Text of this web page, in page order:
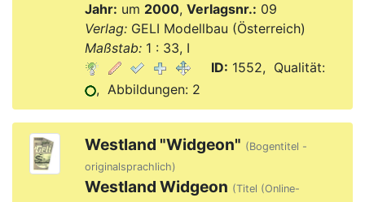
Jahr: um 2000, Verlagsnr.: 09
Verlag:GELI Modellbau (Österreich)
Maßstab:1 : 33, I
ID: 1552, Qualität:
, Abbildungen: 2
Westland "Widgeon" (Bogentitel -
originalsprachlich)
Westland Widgeon (Titel (Online-